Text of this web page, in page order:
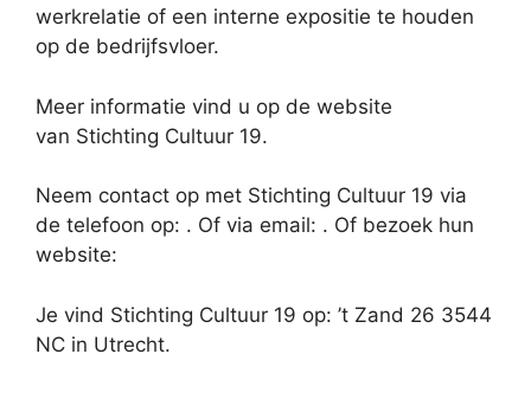
werkrelatie of een interne expositie te houden
op de bedrijfsvloer.
Meer informatie vind u op de website
van Stichting Cultuur 19.
Neem contact op met Stichting Cultuur 19 via
de telefoon op: . Of via email: . Of bezoek hun
website:
Je vind Stichting Cultuur 19 op: ’t Zand 26 3544
NC in Utrecht.